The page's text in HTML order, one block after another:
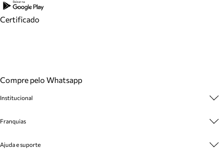
Certificado
Compre pelo Whatsapp
Institucional
Cashback
Venda Corporativa
Franquias
Plano de Negócio
Ajuda e suporte